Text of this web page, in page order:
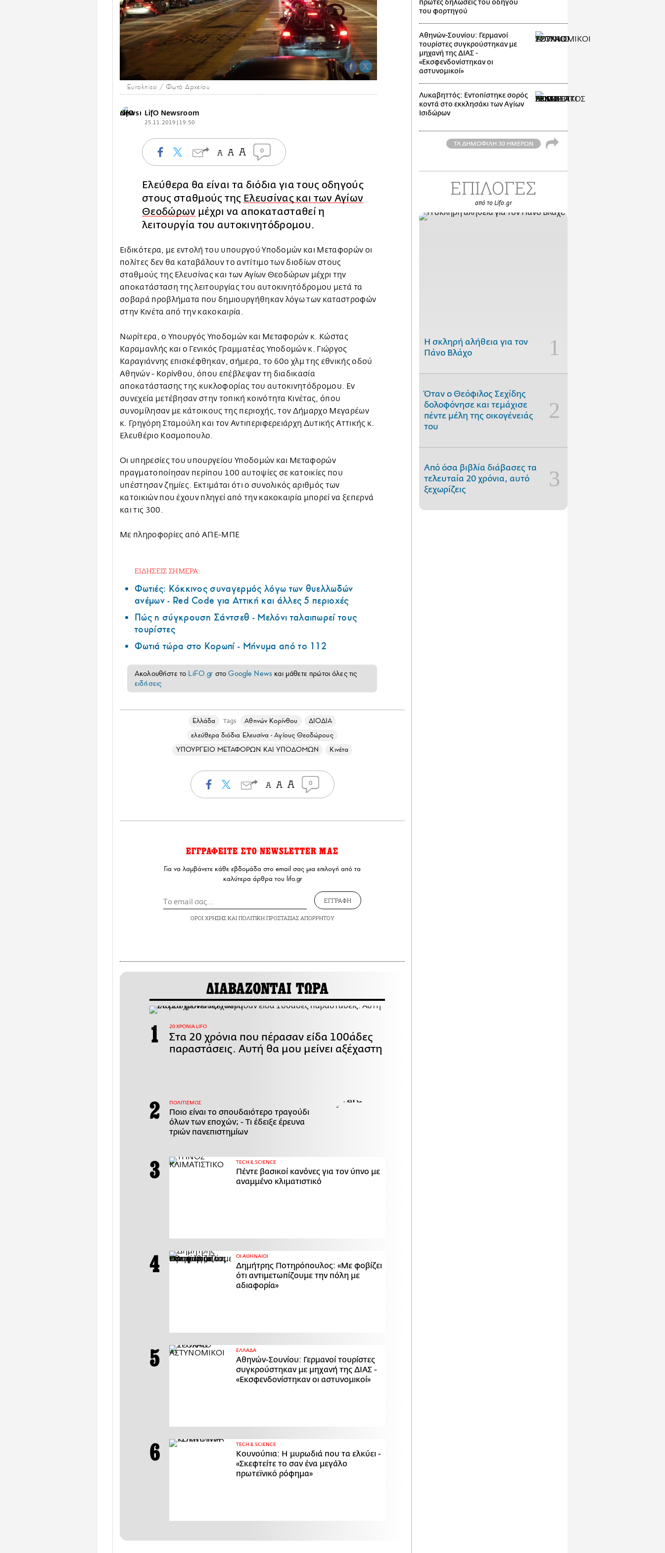
Euroknissi / Φωτό Αρχείου
LifO Newsroom
25.11.2019 | 19:50
0
Ελεύθερα θα είναι τα διόδια για τους οδηγούς
στους σταθμούς της Ελευσίνας και των Αγίων
Θεοδώρων μέχρι να αποκατασταθεί η
λειτουργία του αυτοκινητόδρομου.
Ειδικότερα, με εντολή του υπουργού Υποδομών και Μεταφορών οι
πολίτες δεν θα καταβάλουν το αντίτιμο των διοδίων στους
σταθμούς της Ελευσίνας και των Αγίων Θεοδώρων μέχρι την
αποκατάσταση της λειτουργίας του αυτοκινητόδρομου μετά τα
σοβαρά προβλήματα που δημιουργήθηκαν λόγω των καταστροφών
στην Κινέτα από την κακοκαιρία.
Νωρίτερα, ο Υπουργός Υποδομών και Μεταφορών κ. Κώστας
Καραμανλής και ο Γενικός Γραμματέας Υποδομών κ. Γιώργος
Καραγιάννης επισκέφθηκαν, σήμερα, το 60ο χλμ της εθνικής οδού
Αθηνών - Κορίνθου, όπου επέβλεψαν τη διαδικασία
αποκατάστασης της κυκλοφορίας του αυτοκινητόδρομου. Εν
συνεχεία μετέβησαν στην τοπική κοινότητα Κινέτας, όπου
συνομίλησαν με κάτοικους της περιοχής, τον Δήμαρχο Μεγαρέων
κ. Γρηγόρη Σταμούλη και τον Αντιπεριφερειάρχη Δυτικής Αττικής κ.
Ελευθέριο Κοσμοπουλο.
Οι υπηρεσίες του υπουργείου Υποδομών και Μεταφορών
πραγματοποίησαν περίπου 100 αυτοψίες σε κατοικίες που
υπέστησαν ζημίες. Εκτιμάται ότι ο συνολικός αριθμός των
κατοικιών που έχουν πληγεί από την κακοκαιρία μπορεί να ξεπερνά
και τις 300.
Με πληροφορίες από ΑΠΕ-ΜΠΕ
ΕΙΔΗΣΕΙΣ ΣΗΜΕΡΑ:
Φωτιές: Κόκκινος συναγερμός λόγω των θυελλωδών
ανέμων - Red Code για Αττική και άλλες 5 περιοχές
Πώς η σύγκρουση Σάντσεθ - Μελόνι ταλαιπωρεί τους
τουρίστες
Φωτιά τώρα στο Κορωπί - Μήνυμα από το 112
Ακολουθήστε το LiFO.gr στοGoogle News και μάθετε πρώτοι όλες τις
ειδήσεις
Ελλάδα Tags Αθηνών Κορίνθου
ΔΙΟΔΙΑ
ελεύθερα διόδια Ελευσίνα - Αγίους Θεοδώρους
ΥΠΟΥΡΓΕΙΟ ΜΕΤΑΦΟΡΩΝ ΚΑΙ ΥΠΟΔΟΜΩΝ
Κινέτα
0
ΕΓΓΡΑΦΕΙΤΕ ΣΤΟ NEWSLETTER ΜΑΣ
Για να λαμβάνετε κάθε εβδομάδα στο email σας μια επιλογή από τα
καλύτερα άρθρα του lifo.gr
ΕΓΓΡΑΦΗ
ΟΡΟΙ ΧΡΗΣΗΣΚΑΙ ΠΟΛΙΤΙΚΗ ΠΡΟΣΤΑΣΙΑΣ ΑΠΟΡΡΗΤΟΥ
ΔΙΑΒΑΖΟΝΤΑΙ ΤΩΡΑ
20 ΧΡΟΝΙΑ LIFO
Στα 20 χρόνια που πέρασαν είδα 100άδες
παραστάσεις. Αυτή θα μου μείνει αξέχαστη
ΠΟΛΙΤΙΣΜΟΣ
Ποιο είναι το σπουδαιότερο τραγούδι
όλων των εποχών; - Τι έδειξε έρευνα
τριών πανεπιστημίων
ΤECH & SCIENCE
Πέντε βασικοί κανόνες για τον ύπνο με
αναμμένο κλιματιστικό
ΟΙ ΑΘΗΝΑΙΟΙ
Δημήτρης Ποτηρόπουλος: «Με φοβίζει
ότι αντιμετωπίζουμε την πόλη με
αδιαφορία»
ΕΛΛΑΔΑ
Αθηνών-Σουνίου: Γερμανοί τουρίστες
συγκρούστηκαν με μηχανή της ΔΙΑΣ -
«Εκσφενδονίστηκαν οι αστυνομικοί»
ΤECH & SCIENCE
Κουνούπια: Η μυρωδιά που τα ελκύει -
«Σκεφτείτε το σαν ένα μεγάλο
πρωτεϊνικό ρόφημα»
πρώτες δηλώσεις του οδηγού
του φορτηγού
Αθηνών-Σουνίου: Γερμανοί
τουρίστες συγκρούστηκαν με
μηχανή της ΔΙΑΣ -
«Εκσφενδονίστηκαν οι
αστυνομικοί»
Λυκαβηττός: Εντοπίστηκε σορός
κοντά στο εκκλησάκι των Αγίων
Ισιδώρων
ΤΑ ΔΗΜΟΦΙΛΗ 30 ΗΜΕΡΩΝ
ΕΠΙΛΟΓΕΣ
από το Lifo.gr
H σκληρή αλήθεια για τον
Πάνο Βλάχο
Όταν ο Θεόφιλος Σεχίδης
δολοφόνησε και τεμάχισε
πέντε μέλη της οικογένειάς
του
Από όσα βιβλία διάβασες τα
τελευταία 20 χρόνια, αυτό
ξεχωρίζεις